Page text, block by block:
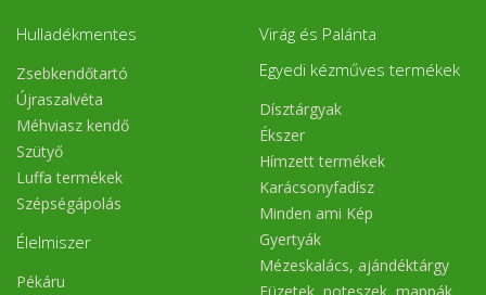
Hulladékmentes
Zsebkendőtartó
Újraszalvéta
Méhviasz kendő
Szütyő
Luffa termékek
Szépségápolás
Élelmiszer
Pékáru
Virág és Palánta
Egyedi kézműves termékek
Dísztárgyak
Ékszer
Hímzett termékek
Karácsonyfadísz
Minden ami Kép
Gyertyák
Mézeskalács, ajándéktárgy